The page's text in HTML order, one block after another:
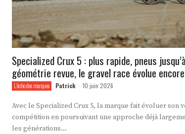
Specialized Crux 5 : plus rapide, pneus
géométrie revue, le gravel race évolue encore
L'écho des marques Patrick - 10 juin 2026
Avec le Specialized Crux 5, la marque fait évoluer son
compétition en poursuivant une approche déjà
les générations...